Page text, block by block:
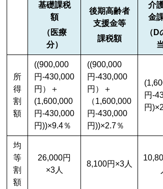
基礎課税
額
（医療
分）
後期高齢者
支援金等
課税額
介
金
（D
所
得
割
額
((900,000
円-430,000
円）
＋
(1,600,000
円-430,000
円))×9.4％
((900,000
円-430,000
円）＋
（1,600,000
円-430,000
円))×2.7％
円-
円
均
等
割
額
26,000円
×3人
8,100円×3人